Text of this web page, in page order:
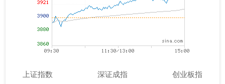
上证指数 深证成指 创业板指